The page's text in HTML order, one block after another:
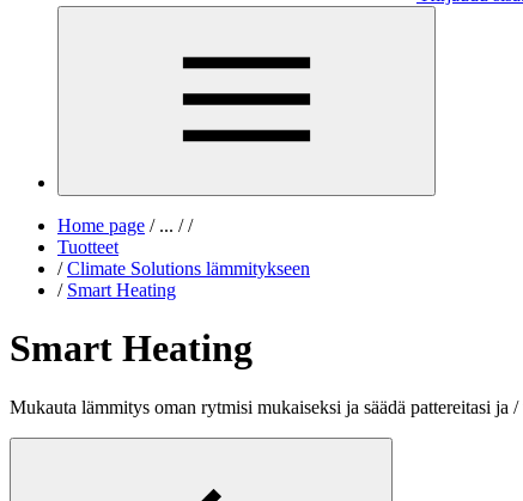
Home page /... / /
Tuotteet
/ Climate Solutions lämmitykseen
/ Smart Heating
Smart Heating
Mukauta lämmitys oman rytmisi mukaiseksi ja säädä pattereitasi